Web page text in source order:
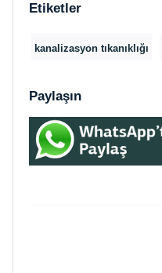
Etiketler
kanalizasyon tıkanıklığı
Paylaşın